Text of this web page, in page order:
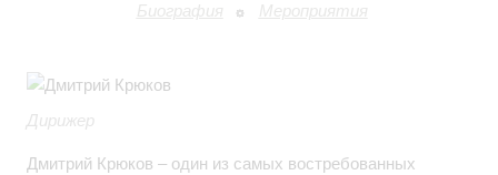
Биография Мероприятия
Дирижер
Дмитрий Крюков – один из самых востребованных